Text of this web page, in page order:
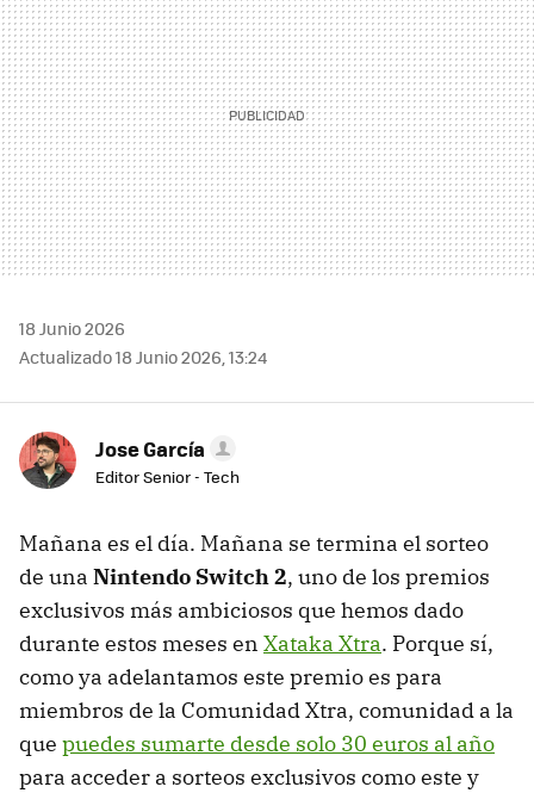
18 Junio 2026
Actualizado 18 Junio 2026, 13:24
Jose García
Editor Senior - Tech
Mañana es el día. Mañana se termina el sorteo
de una Nintendo Switch 2, uno de los premios
exclusivos más ambiciosos que hemos dado
durante estos meses en Xataka Xtra. Porque sí,
como ya adelantamos este premio es para
miembros de la Comunidad Xtra, comunidad a la
que puedes sumarte desde solo 30 euros al año
para acceder a sorteos exclusivos como este y